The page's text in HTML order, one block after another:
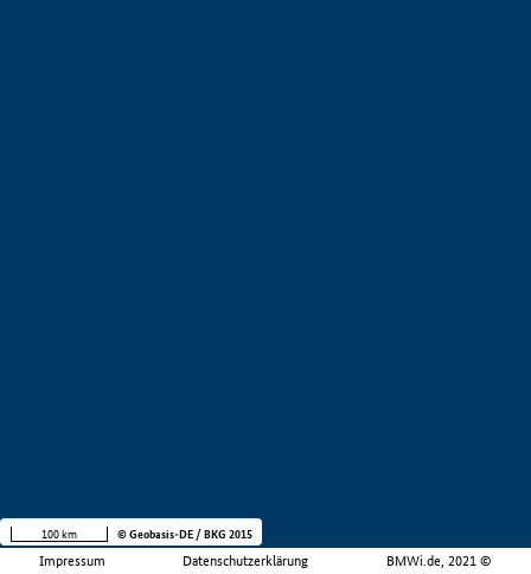
Impressum Datenschutzerklärung BMWi.de, 2021 ©
100 km © Geobasis-DE / BKG 2015